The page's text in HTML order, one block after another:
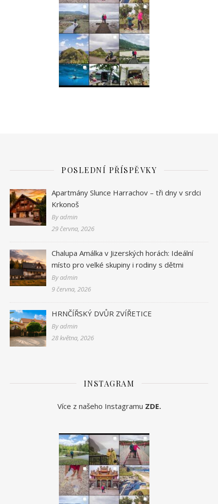
POSLEDNÍ PŘÍSPĚVKY
Apartmány Slunce Harrachov – tři dny v srdci
Krkonoš
By admin
29 června, 2026
Chalupa Amálka v Jizerských horách: Ideální
místo pro velké skupiny i rodiny s dětmi
By admin
9 června, 2026
HRNČÍŘSKÝ DVŮR ZVÍŘETICE
By admin
28 května, 2026
INSTAGRAM
Více z našeho Instagramu ZDE.